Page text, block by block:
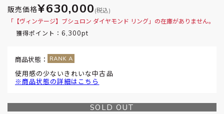
販売価格¥630,000 (税込)
「【ヴィンテージ】ブシュロン ダイヤモンド リング」の在庫がありません。
獲得ポイント： 6,300pt
商品状態：
使用感の少ないきれいな中古品
※商品状態の詳細はこちら
SOLD OUT